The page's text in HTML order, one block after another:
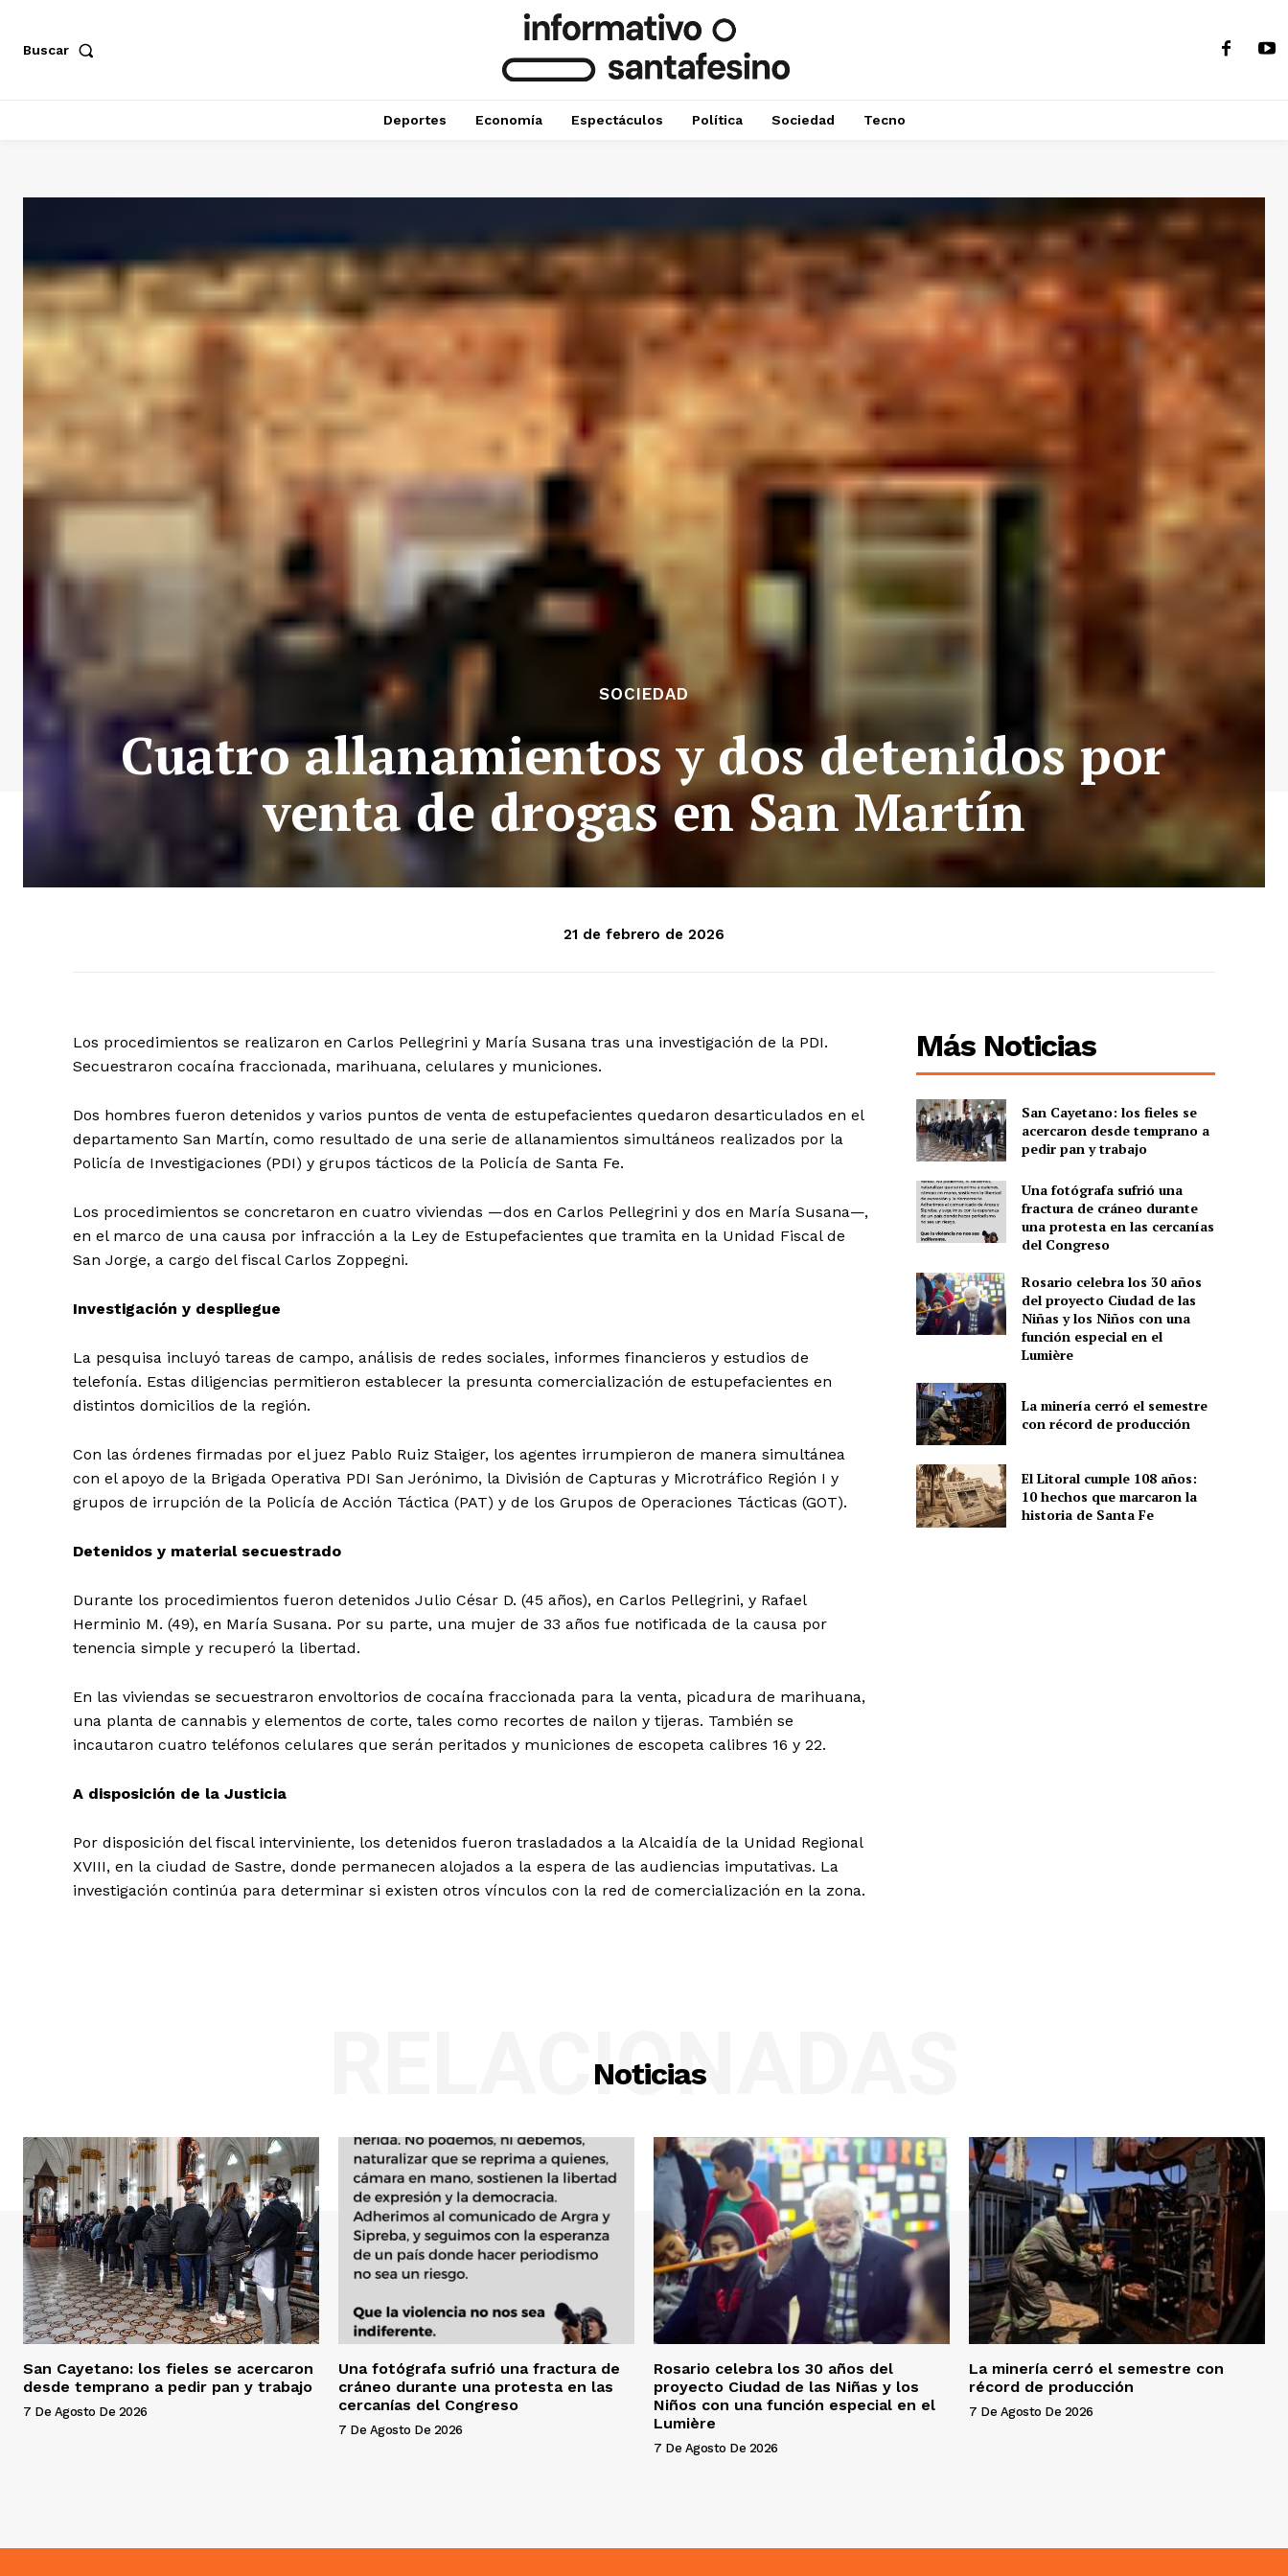
Buscar
Deportes Economía Espectáculos Política Sociedad Tecno
SOCIEDAD
Cuatro allanamientos y dos detenidos por
venta de drogas en San Martín
21 de febrero de 2026
Los procedimientos se realizaron en Carlos Pellegrini y María Susana tras una investigación de la PDI.
Secuestraron cocaína fraccionada, marihuana, celulares y municiones.
Dos hombres fueron detenidos y varios puntos de venta de estupefacientes quedaron desarticulados en el
departamento San Martín, como resultado de una serie de allanamientos simultáneos realizados por la
Policía de Investigaciones (PDI) y grupos tácticos de la Policía de Santa Fe.
Los procedimientos se concretaron en cuatro viviendas —dos en Carlos Pellegrini y dos en María Susana—,
en el marco de una causa por infracción a la Ley de Estupefacientes que tramita en la Unidad Fiscal de
San Jorge, a cargo del fiscal Carlos Zoppegni.
Investigación y despliegue
La pesquisa incluyó tareas de campo, análisis de redes sociales, informes financieros y estudios de
telefonía. Estas diligencias permitieron establecer la presunta comercialización de estupefacientes en
distintos domicilios de la región.
Con las órdenes firmadas por el juez Pablo Ruiz Staiger, los agentes irrumpieron de manera simultánea
con el apoyo de la Brigada Operativa PDI San Jerónimo, la División de Capturas y Microtráfico Región I y
grupos de irrupción de la Policía de Acción Táctica (PAT) y de los Grupos de Operaciones Tácticas (GOT).
Detenidos y material secuestrado
Durante los procedimientos fueron detenidos Julio César D. (45 años), en Carlos Pellegrini, y Rafael
Herminio M. (49), en María Susana. Por su parte, una mujer de 33 años fue notificada de la causa por
tenencia simple y recuperó la libertad.
En las viviendas se secuestraron envoltorios de cocaína fraccionada para la venta, picadura de marihuana,
una planta de cannabis y elementos de corte, tales como recortes de nailon y tijeras. También se
incautaron cuatro teléfonos celulares que serán peritados y municiones de escopeta calibres 16 y 22.
A disposición de la Justicia
Por disposición del fiscal interviniente, los detenidos fueron trasladados a la Alcaidía de la Unidad Regional
XVIII, en la ciudad de Sastre, donde permanecen alojados a la espera de las audiencias imputativas. La
investigación continúa para determinar si existen otros vínculos con la red de comercialización en la zona.
Más Noticias
San Cayetano: los fieles se
acercaron desde temprano a
pedir pan y trabajo
Una fotógrafa sufrió una
fractura de cráneo durante
una protesta en las cercanías
del Congreso
Rosario celebra los 30 años
del proyecto Ciudad de las
Niñas y los Niños con una
función especial en el
Lumière
La minería cerró el semestre
con récord de producción
El Litoral cumple 108 años:
10 hechos que marcaron la
historia de Santa Fe
Noticias
RELACIONADAS
San Cayetano: los fieles se acercaron
desde temprano a pedir pan y trabajo
7 De Agosto De 2026
Una fotógrafa sufrió una fractura de
cráneo durante una protesta en las
cercanías del Congreso
7 De Agosto De 2026
Rosario celebra los 30 años del
proyecto Ciudad de las Niñas y los
Niños con una función especial en el
Lumière
7 De Agosto De 2026
La minería cerró el semestre con
récord de producción
7 De Agosto De 2026